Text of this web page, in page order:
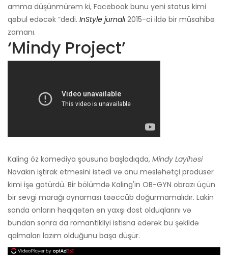
amma düşünmürəm ki, Facebook bunu yeni status kimi
qəbul edəcək ”dedi. InStyle jurnalı 2015-ci ildə bir müsahibə
zamanı.
‘Mindy Project’
Kaling öz komediya şousuna başladıqda, Mindy Layihəsi
Novakın iştirak etməsini istədi və onu məsləhətçi prodüser
kimi işə götürdü. Bir bölümdə Kaling'in OB-GYN obrazı üçün
bir sevgi marağı oynaması təəccüb doğurmamalıdır. Lakin
sonda onların həqiqətən ən yaxşı dost olduqlarını və
bundan sonra da romantikliyi istisna edərək bu şəkildə
qalmaları lazım olduğunu başa düşür.